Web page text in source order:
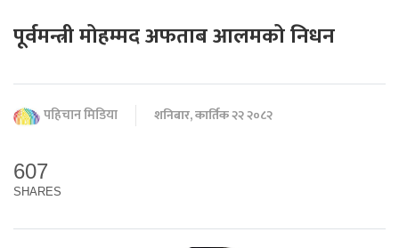
पूर्वमन्त्री मोहम्मद अफताब आलमको निधन
पहिचान मिडिया शनिबार, कार्तिक २२ २०८२
607
SHARES